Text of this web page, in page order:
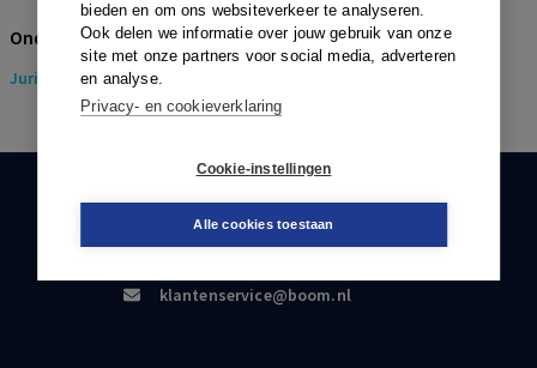
bieden en om ons websiteverkeer te analyseren.
Ook delen we informatie over jouw gebruik van onze
site met onze partners voor social media, adverteren
en analyse.
Privacy- en cookieverklaring
Cookie-instellingen
Alle cookies toestaan
Onderwerpen
Juridisch> Insolventierecht
KLANTENSERVICE
088-0301000
klantenservice@boom.nl